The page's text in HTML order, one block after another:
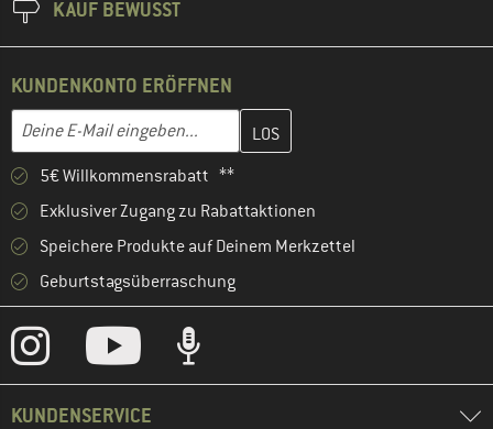
KAUF BEWUSST
KUNDENKONTO ERÖFFNEN
E-Mail-Adresse
Gib hier deine E-Mail-Adresse ein und erstelle im nächsten
5€ Willkommensrabatt **
Exklusiver Zugang zu Rabattaktionen
Speichere Produkte auf Deinem Merkzettel
Geburtstagsüberraschung
KUNDENSERVICE